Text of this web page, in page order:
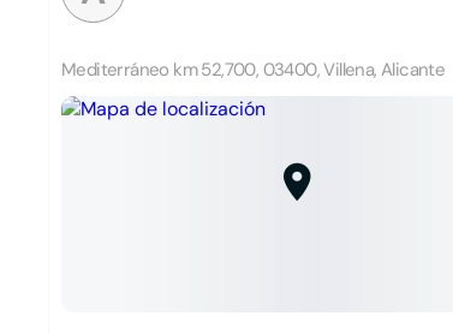
Mediterráneo km 52,700, 03400, Villena, Alicante